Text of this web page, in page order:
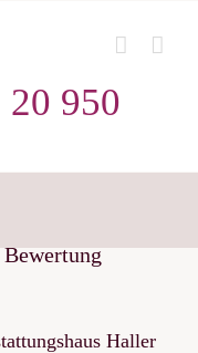
20 950
Haller